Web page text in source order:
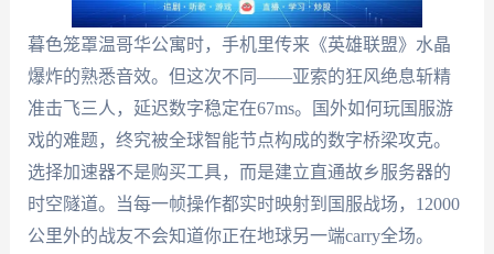
暮色笼罩温哥华公寓时，手机里传来《英雄联盟》水晶
爆炸的熟悉音效。但这次不同——亚索的狂风绝息斩精
准击飞三人，延迟数字稳定在67ms。国外如何玩国服游
戏的难题，终究被全球智能节点构成的数字桥梁攻克。
选择加速器不是购买工具，而是建立直通故乡服务器的
时空隧道。当每一帧操作都实时映射到国服战场，12000
公里外的战友不会知道你正在地球另一端carry全场。